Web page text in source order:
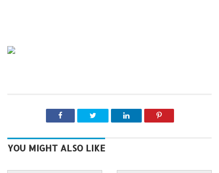
YOU MIGHT ALSO LIKE